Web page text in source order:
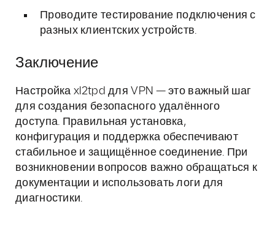
Проводите тестирование подключения с
разных клиентских устройств.
Заключение
Настройка xl2tpd для VPN — это важный шаг
для создания безопасного удалённого
доступа. Правильная установка,
конфигурация и поддержка обеспечивают
стабильное и защищённое соединение. При
возникновении вопросов важно обращаться к
документации и использовать логи для
диагностики.